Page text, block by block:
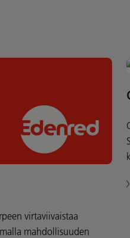
virtaviivaistaa
mahdollisuuden